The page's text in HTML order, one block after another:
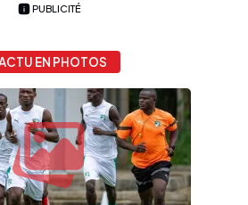
PUBLICITÉ
EN PHOTOS